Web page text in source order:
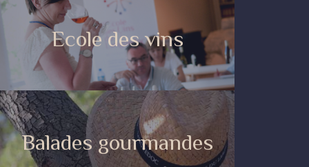
Ecole des vins
Balades gourmandes